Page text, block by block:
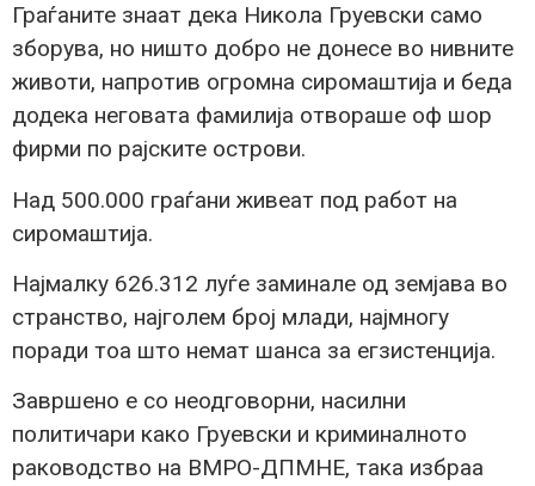
Граѓаните знаат дека Никола Груевски само
зборува, но ништо добро не донесе во нивните
животи, напротив огромна сиромаштија и беда
додека неговата фамилија отвораше оф шор
фирми по рајските острови.
Над 500.000 граѓани живеат под работ на
сиромаштија.
Најмалку 626.312 луѓе заминале од земјава во
странство, најголем број млади, најмногу
поради тоа што немат шанса за егзистенција.
Завршено е со неодговорни, насилни
политичари како Груевски и криминалното
раководство на ВМРО-ДПМНЕ, така избраа